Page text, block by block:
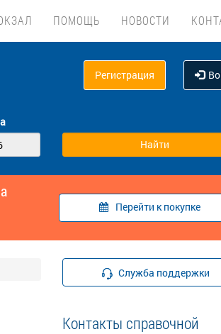
ПОМОЩЬ НОВОСТИ
Регистрация
Перейти к покупке
Служба поддержки
Контакты справочной